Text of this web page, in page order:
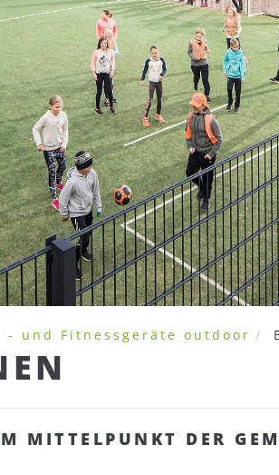
- und Fitnessgeräte outdoor
MITTELPUNKT DER